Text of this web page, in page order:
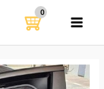
MAIN